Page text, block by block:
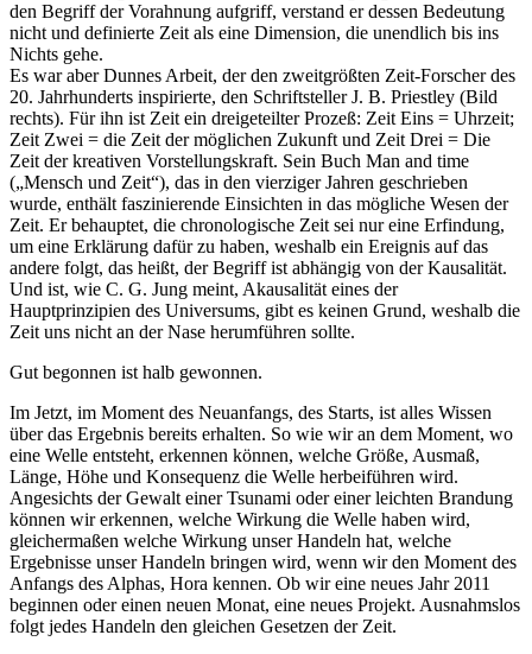
den Begriff der Vorahnung aufgriff, verstand er dessen Bedeutung
nicht und definierte Zeit als eine Dimension, die unendlich bis ins
Nichts gehe.
Es war aber Dunnes Arbeit, der den zweitgrößten Zeit-Forscher des
20. Jahrhunderts inspirierte, den Schriftsteller J. B. Priestley (Bild
rechts). Für ihn ist Zeit ein dreigeteilter Prozeß: Zeit Eins = Uhrzeit;
Zeit Zwei = die Zeit der möglichen Zukunft und Zeit Drei = Die
Zeit der kreativen Vorstellungskraft. Sein Buch Man and time
(„Mensch und Zeit“), das in den vierziger Jahren geschrieben
wurde, enthält faszinierende Einsichten in das mögliche Wesen der
Zeit. Er behauptet, die chronologische Zeit sei nur eine Erfindung,
um eine Erklärung dafür zu haben, weshalb ein Ereignis auf das
andere folgt, das heißt, der Begriff ist abhängig von der Kausalität.
Und ist, wie C. G. Jung meint, Akausalität eines der
Hauptprinzipien des Universums, gibt es keinen Grund, weshalb die
Zeit uns nicht an der Nase herumführen sollte.
Gut begonnen ist halb gewonnen.
Im Jetzt, im Moment des Neuanfangs, des Starts, ist alles Wissen
über das Ergebnis bereits erhalten. So wie wir an dem Moment, wo
eine Welle entsteht, erkennen können, welche Größe, Ausmaß,
Länge, Höhe und Konsequenz die Welle herbeiführen wird.
Angesichts der Gewalt einer Tsunami oder einer leichten Brandung
können wir erkennen, welche Wirkung die Welle haben wird,
gleichermaßen welche Wirkung unser Handeln hat, welche
Ergebnisse unser Handeln bringen wird, wenn wir den Moment des
Anfangs des Alphas, Hora kennen. Ob wir eine neues Jahr 2011
beginnen oder einen neuen Monat, eine neues Projekt. Ausnahmslos
folgt jedes Handeln den gleichen Gesetzen der Zeit.